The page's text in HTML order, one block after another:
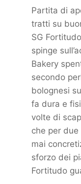
Partita di
tratti su
SG
spinge
Bakery
secondo
bolognesi
fa dura e
volte di
che per
mai
sforzo dei
Fortitudo